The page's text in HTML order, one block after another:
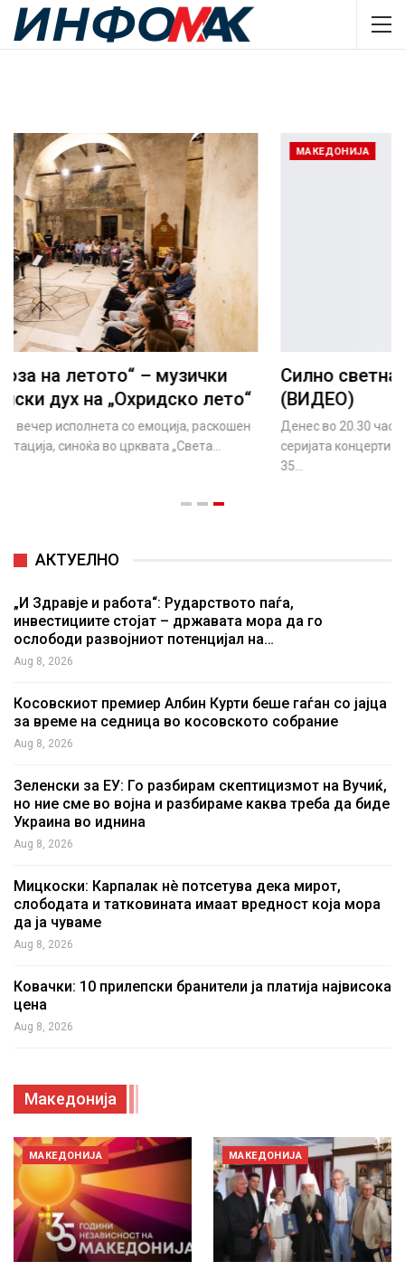
МАКЕДОНИЈА
Силно светнал ден, 35 години независност!
(ВИДЕО)
Денес во 20.30 часот на стадионот во Охрид е првиот од
серијата концерти од блокот „Силно светнал ден“ по повод
АКТУЕЛНО
„И Здравје и работа“: Рударството паѓа,
инвестициите стојат – државата мора да го
ослободи развојниот потенцијал на…
Aug 8, 2026
Косовскиот премиер Албин Курти беше гаѓан со јајца
за време на седница во косовското собрание
Aug 8, 2026
Зеленски за ЕУ: Го разбирам скептицизмот на Вучиќ,
но ние сме во војна и разбираме каква треба да биде
Украина во иднина
Aug 8, 2026
Мицкоски: Карпалак нè потсетува дека мирот,
слободата и татковината имаат вредност која мора
да ја чуваме
Aug 8, 2026
Ковачки: 10 прилепски бранители ја платија највисока
цена
Aug 8, 2026
Македонија
МАКЕДОНИЈА МАКЕДОНИЈА